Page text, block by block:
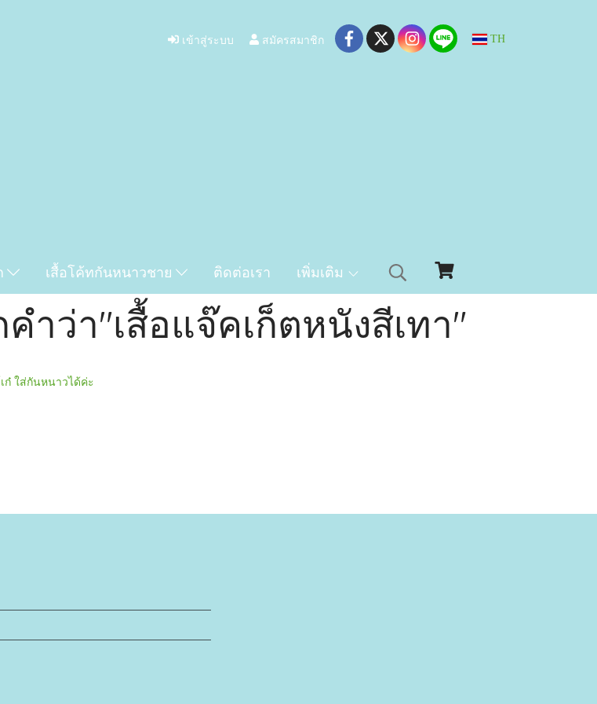
เข้าสู่ระบบ สมัครสมาชิก TH
เสื้อโค้ทกันหนาวชาย ติดต่อเรา เพิ่มเติม
ำว่า"เสื้อแจ๊คเก็ตหนังสีเทา"
ก๋ ใส่กันหนาวได้ค่ะ